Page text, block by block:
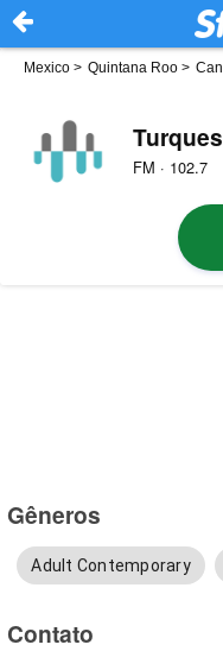
Mexico > Quintana Roo >
FM · 102.7
Gêneros
Adult Contemporary
Contato